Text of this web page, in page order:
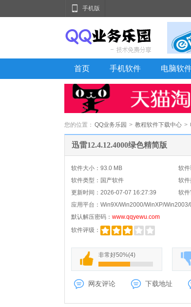
手机版
首页 手机软件 电脑软
您的位置： QQ业务乐园 > 教程软件下载中心 >
迅雷12.4.12.4000绿色精简版
软件大小：93.0 MB
软
软件类型：国产软件
软
更新时间： 2026-07-07 16:27:39
软
应用平台： Win9X/Win2000/WinXP/Win2003/
默认解压密码： www.qqyewu.com
软件评级：
非常好50%(4)
网友评论 下载地址